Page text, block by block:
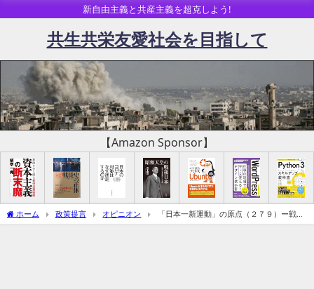
新自由主義と共産主義を超克しよう!
共生共栄友愛社会を目指して
【Amazon Sponsor】
ホーム 政策提言 オピニオン
「日本一新運動」の原点（２７９）ー戦争
法案廃案の死角⑭